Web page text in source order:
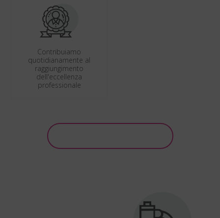
Contribuiamo
quotidianamente al
raggiungimento
dell'eccellenza
professionale